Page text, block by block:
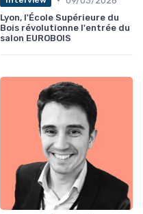
Lyon, l'École Supérieure du
Bois révolutionne l'entrée du
salon EUROBOIS